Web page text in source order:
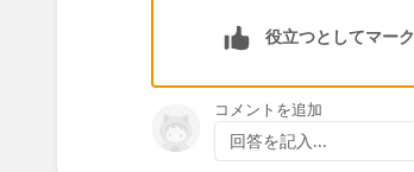
役立つとしてマーク
コメントを追加
回答を記入...